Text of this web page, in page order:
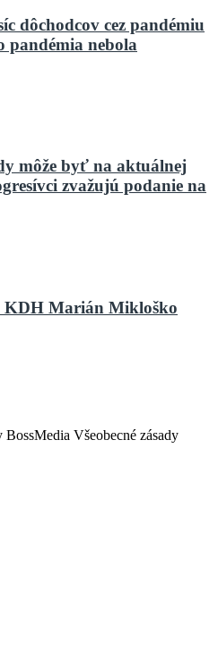
dôchodcov cez pandémiu
pandémia nebola
môže byť na aktuálnej
zvažujú podanie na
KDH Marián Mikloško
Všeobecné zásady